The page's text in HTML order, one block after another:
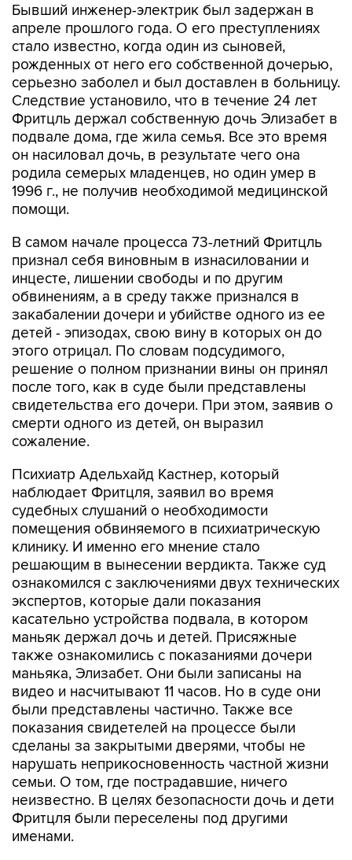
Бывший инженер-электрик был задержан в
апреле прошлого года. О его преступлениях
стало известно, когда один из сыновей,
рожденных от него его собственной дочерью,
серьезно заболел и был доставлен в больницу.
Следствие установило, что в течение 24 лет
Фритцль держал собственную дочь Элизабет в
подвале дома, где жила семья. Все это время
он насиловал дочь, в результате чего она
родила семерых младенцев, но один умер в
1996 г., не получив необходимой медицинской
помощи.
В самом начале процесса 73-летний Фритцль
признал себя виновным в изнасиловании и
инцесте, лишении свободы и по другим
обвинениям, а в среду также признался в
закабалении дочери и убийстве одного из ее
детей - эпизодах, свою вину в которых он до
этого отрицал. По словам подсудимого,
решение о полном признании вины он принял
после того, как в суде были представлены
свидетельства его дочери. При этом, заявив о
смерти одного из детей, он выразил
сожаление.
Психиатр Адельхайд Кастнер, который
наблюдает Фритцля, заявил во время
судебных слушаний о необходимости
помещения обвиняемого в психиатрическую
клинику. И именно его мнение стало
решающим в вынесении вердикта. Также суд
ознакомился с заключениями двух технических
экспертов, которые дали показания
касательно устройства подвала, в котором
маньяк держал дочь и детей. Присяжные
также ознакомились с показаниями дочери
маньяка, Элизабет. Они были записаны на
видео и насчитывают 11 часов. Но в суде они
были представлены частично. Также все
показания свидетелей на процессе были
сделаны за закрытыми дверями, чтобы не
нарушать неприкосновенность частной жизни
семьи. О том, где пострадавшие, ничего
неизвестно. В целях безопасности дочь и дети
Фритцля были переселены под другими
именами.